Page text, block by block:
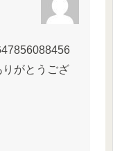
がとうござ